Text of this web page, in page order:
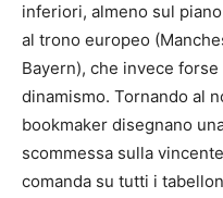
inferiori, almeno sul
al trono europeo
Bayern), che invece
dinamismo. Tornando al
bookmaker disegnano
scommessa sulla
comanda su tutti i